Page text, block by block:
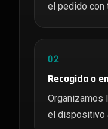
el pedido con
02
Recogida o
Organizamos
el dispositivo